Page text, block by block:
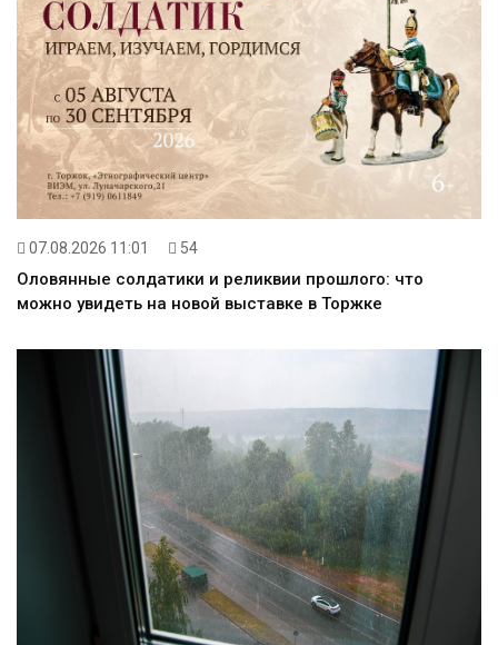
07.08.2026 11:01 54
Оловянные солдатики и реликвии прошлого: что
можно увидеть на новой выставке в Торжке